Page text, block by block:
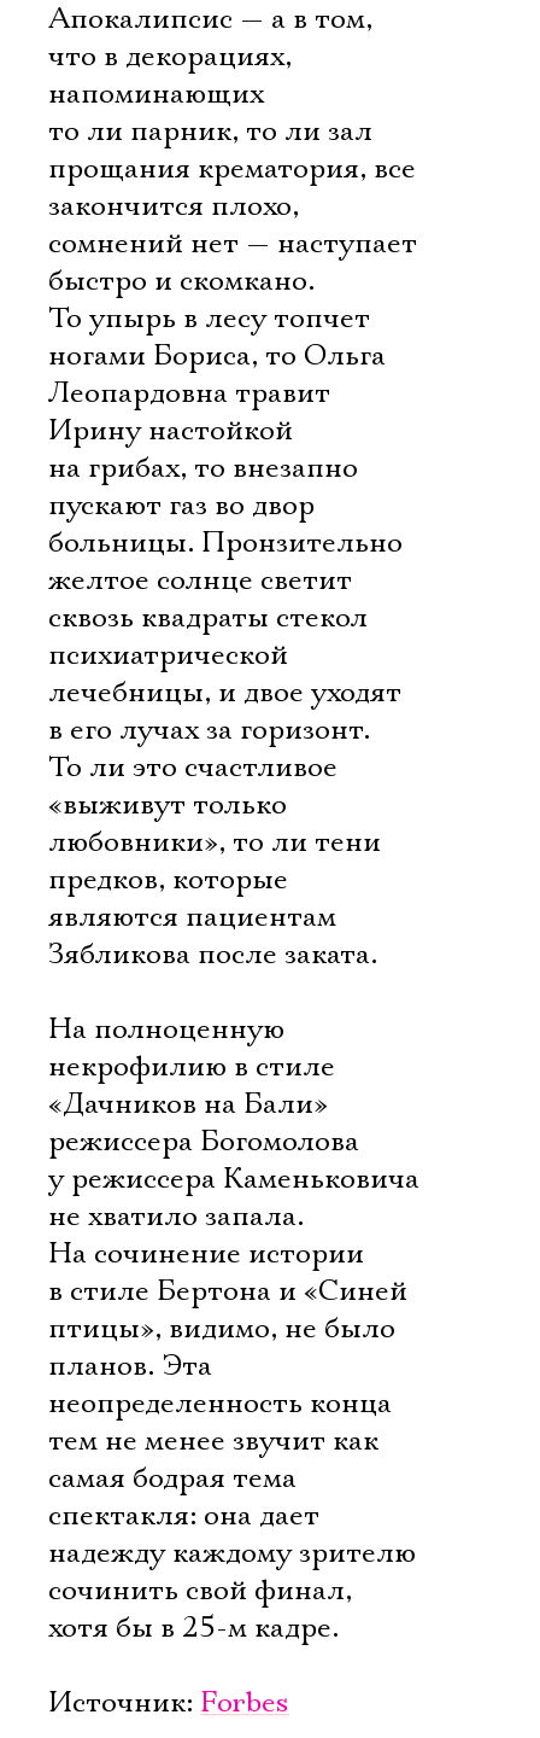
Апокалипсис — а в том,
что в декорациях,
напоминающих
то ли парник, то ли зал
прощания крематория, все
закончится плохо,
сомнений нет — наступает
быстро и скомкано.
То упырь в лесу топчет
ногами Бориса, то Ольга
Леопардовна травит
Ирину настойкой
на грибах, то внезапно
пускают газ во двор
больницы. Пронзительно
желтое солнце светит
сквозь квадраты стекол
психиатрической
лечебницы, и двое уходят
в его лучах за горизонт.
То ли это счастливое
«выживут только
любовники», то ли тени
предков, которые
являются пациентам
Зябликова после заката.
На полноценную
некрофилию в стиле
«Дачников на Бали»
режиссера Богомолова
у режиссера Каменьковича
не хватило запала.
На сочинение истории
в стиле Бертона и «Синей
птицы», видимо, не было
планов. Эта
неопределенность конца
тем не менее звучит как
самая бодрая тема
спектакля: она дает
надежду каждому зрителю
сочинить свой финал,
хотя бы в 25-м кадре.
Источник: Forbes